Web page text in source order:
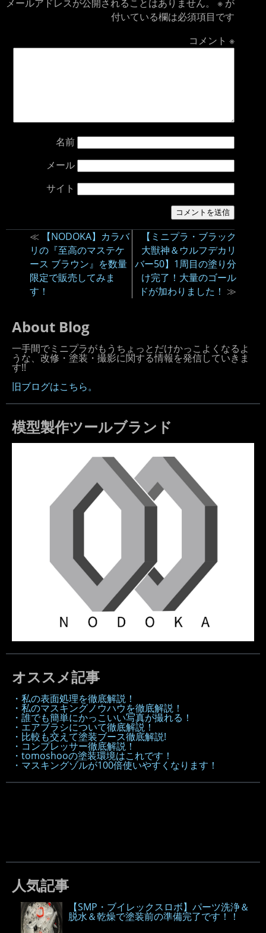
メールアドレスが公開されることはありません。 ※ が
付いている欄は必須項目です
コメント※
名前
メール
サイト
≪
【NODOKA】カラバ
リの『至高のマステケ
ース ブラウン』を数量
限定で販売してみま
す！
【ミニプラ・ブラック
大獣神＆ウルフデカリ
バー50】1周目の塗り分
け完了！大量のゴール
ドが加わりました！ ≫
About Blog
一手間でミニプラがもうちょっとだけかっこよくなるよ
うな、改修・塗装・撮影に関する情報を発信していきま
す!!
旧ブログはこちら。
模型製作ツールブランド
オススメ記事
・私の表面処理を徹底解説！
・私のマスキングノウハウを徹底解説！
・誰でも簡単にかっこいい写真が撮れる！
・エアブラシについて徹底解説！
・比較も交えて塗装ブース徹底解説!
・コンプレッサー徹底解説！
・tomoshooの塗装環境はこれです！
・マスキングゾルが100倍使いやすくなります！
人気記事
【SMP・ブイレックスロボ】パーツ洗浄＆
脱水＆乾燥で塗装前の準備完了です！！